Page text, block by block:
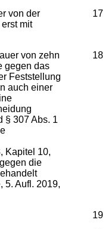
17
von der
mit
18
von zehn
gegen das
Feststellung
auch einer
§ 307 Abs. 1
Kapitel 10,
die
5. Aufl. 2019,
19